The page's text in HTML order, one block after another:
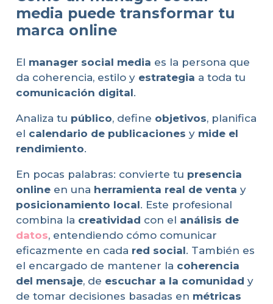
media puede transformar tu
marca online
El manager social media es la persona que
da coherencia, estilo y estrategia a toda tu
comunicación digital.
Analiza tu público, define objetivos, planifica
el calendario de publicaciones y mide el
rendimiento.
En pocas palabras: convierte tu presencia
onlineen una herramienta real de venta y
posicionamiento local. Este profesional
combina la creatividad con el análisis de
datos, entendiendo cómo comunicar
eficazmente en cada red social. También es
el encargado de mantener la coherencia
del mensaje, de escuchar a la comunidad y
de tomar decisiones basadas en métricas